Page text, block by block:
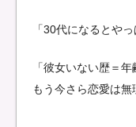
「30代になるとや
「彼女いない歴＝
もう今さら恋愛は無